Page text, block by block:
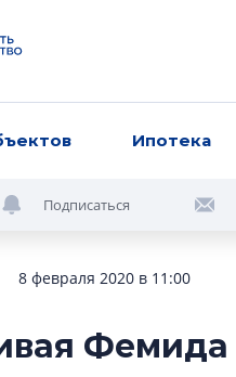
Ипотека
Подписаться
8 февраля 2020 в 11:00
Фемида